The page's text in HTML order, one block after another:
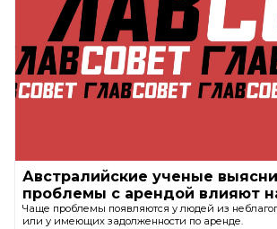
Австралийские ученые
проблемы с арендой влияют
Чаще проблемы появляются у людей из
или у имеющих задолженности по аренде.